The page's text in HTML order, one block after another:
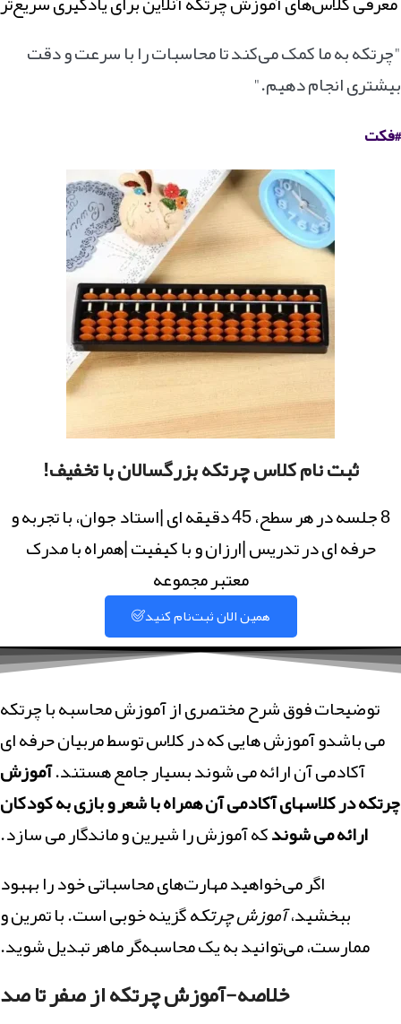
"چرتکه به ما کمک می‌کند تا محاسبات را با سرعت و دقت
بیشتری انجام دهیم."
#فکت
ثبت نام کلاس چرتکه بزرگسالان با تخفیف!
8 جلسه در هر سطح، 45 دقیقه ای |استاد جوان، با تجربه و
حرفه ای در تدریس |ارزان و با کیفیت |همراه با مدرک
معتبر مجموعه
همین الان ثبت‌نام کنید
توضیحات فوق شرح مختصری از آموزش محاسبه با چرتکه
می باشدو آموزش هایی که در کلاس توسط مربیان حرفه ای
آکادمی آن ارائه می شوند بسیار جامع هستند.آموزش
چرتکه در کلاسهای آکادمی آن همراه با شعر و بازی به کودکان
ارائه می شوندکه آموزش را شیرین و ماندگار می سازد.
اگر می‌خواهید مهارت‌های محاسباتی خود را بهبود
ببخشید،آموزش چرتکهگزینه خوبی است. با تمرین و
ممارست، می‌توانید به یک محاسبه‌گر ماهر تبدیل شوید.
خلاصه-آموزش چرتکه از صفر تا صد